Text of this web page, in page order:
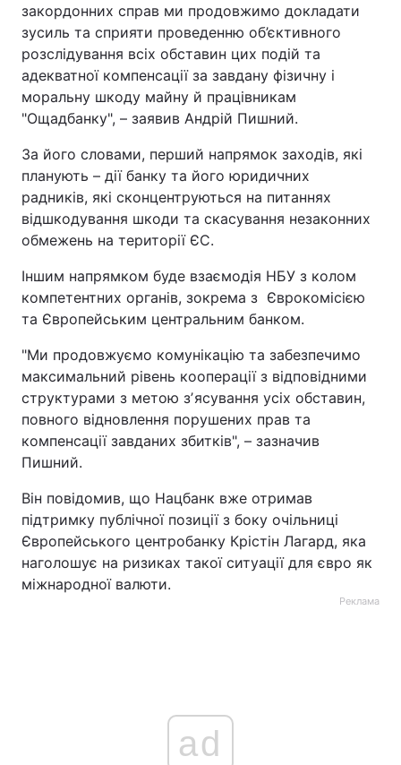
закордонних справ ми продовжимо докладати
зусиль та сприяти проведенню об’єктивного
розслідування всіх обставин цих подій та
адекватної компенсації за завдану фізичну і
моральну шкоду майну й працівникам
"Ощадбанку", – заявив Андрій Пишний.
За його словами, перший напрямок заходів, які
планують – дії банку та його юридичних
радників, які сконцентруються на питаннях
відшкодування шкоди та скасування незаконних
обмежень на території ЄС.
Іншим напрямком буде взаємодія НБУ з колом
компетентних органів, зокрема з Єврокомісією
та Європейським центральним банком.
"Ми продовжуємо комунікацію та забезпечимо
максимальний рівень кооперації з відповідними
структурами з метою зʼясування усіх обставин,
повного відновлення порушених прав та
компенсації завданих збитків", – зазначив
Пишний.
Він повідомив, що Нацбанк вже отримав
підтримку публічної позиції з боку очільниці
Європейського центробанку Крістін Лагард, яка
наголошує на ризиках такої ситуації для євро як
міжнародної валюти.
Реклама
ad